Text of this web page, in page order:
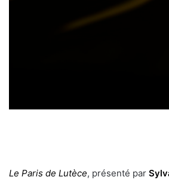
Le Paris de Lutèce, présenté par